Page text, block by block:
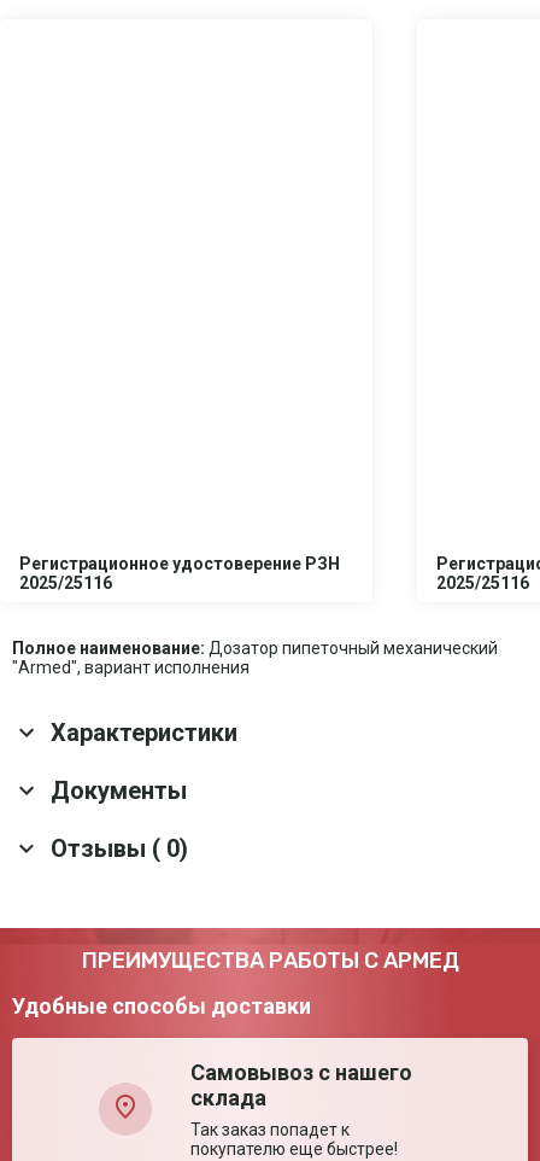
Регистрационное удостоверение РЗН
2025/25116
2025/25116
Полное наименование: Дозатор пипеточный механический
"Armed", вариант исполнения
Характеристики
Основные характеристики
Срок службы
Сброс; Прямое дозирование; Обратное
Транспортные характеристики
транспортной
46*38.5*30.5 см
Габариты упаковки
30*8.1*4.3 см
Документы
Скачать все документы
Отзывы ( 0)
Оставить отзыв
ПРЕИМУЩЕСТВА РАБОТЫ С АРМЕД
Удобные способы доставки
Самовывоз с нашего
склада
Так заказ попадет к
покупателю еще быстрее!